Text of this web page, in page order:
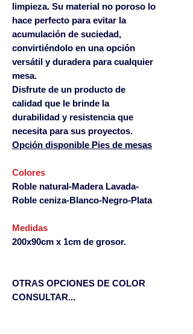
limpieza. Su material no poroso lo
hace perfecto para evitar la
acumulación de suciedad,
convirtiéndolo en una opción
versátil y duradera para cualquier
mesa.
Disfrute de un producto de
calidad que le brinde la
durabilidad y resistencia que
necesita para sus proyectos.
Opción disponible Pies de mesas
Colores
Roble natural-Madera Lavada-
Roble ceniza-Blanco-Negro-Plata
Medidas
200x90cm x 1cm de grosor.
OTRAS OPCIONES DE COLOR
CONSULTAR...